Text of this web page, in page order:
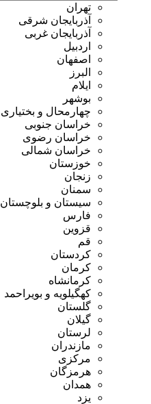
تهران
آذربایجان شرقی
آذربایجان غربی
اردبیل
اصفهان
البرز
ایلام
بوشهر
چهارمحال و بختیاری
خراسان جنوبی
خراسان رضوی
خراسان شمالی
خوزستان
زنجان
سمنان
سیستان و بلوچستان
فارس
قزوین
قم
کردستان
کرمان
کرمانشاه
کهگیلویه و بویراحمد
گلستان
گیلان
لرستان
مازندران
مرکزی
هرمزگان
همدان
یزد